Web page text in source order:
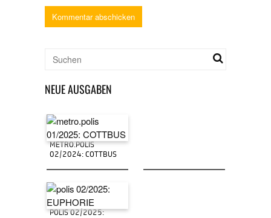
NEUE AUSGABEN
METRO.POLIS
02/2024: COTTBUS
POLIS 02/2025: